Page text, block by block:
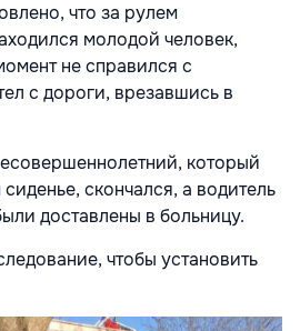
что за рулем
молодой человек,
не справился с
с дороги, врезавшись в
который
скончался, а водитель
доставлены в больницу.
чтобы установить